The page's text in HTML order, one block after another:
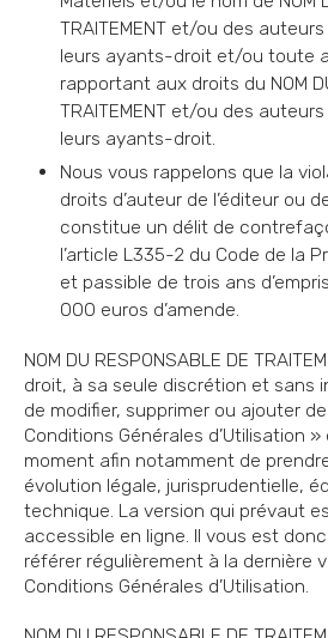
TRAITEMENT et/ou des
leurs ayants-droit et/ou toute
rapportant aux droits du NOM
TRAITEMENT et/ou des
leurs ayants-droit.
Nous vous rappelons que la
droits d’auteur de l’éditeur ou
constitue un délit de
l’article L335-2 du Code de la
et passible de trois ans
000 euros d’amende.
NOM DU RESPONSABLE DE
droit, à sa seule discrétion et sans
de modifier, supprimer ou ajouter
Conditions Générales d’Utilisation
moment afin notamment de
évolution légale, jurisprudentielle,
technique. La version qui prévaut
accessible en ligne. Il vous est
référer régulièrement à la dernière
Conditions Générales d’Utilisation.